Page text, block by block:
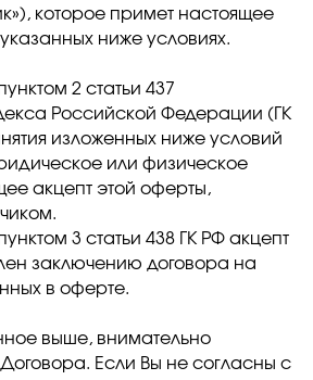
которое примет настоящее
ниже условиях.
2 статьи 437
Российской Федерации (ГК
изложенных ниже условий
или физическое
акцепт этой оферты,
3 статьи 438 ГК РФ акцепт
заключению договора на
в оферте.
выше, внимательно
Договора. Если Вы не согласны с